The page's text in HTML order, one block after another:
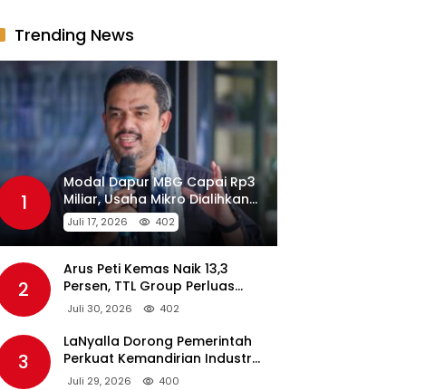
Trending News
1
Modal Dapur MBG Capai Rp3
Miliar, Usaha Mikro Dialihkan
Jadi Pemasok
Juli 17, 2026 402
2
Arus Peti Kemas Naik 13,3
Persen, TTL Group Perluas
Konektivitas Maritim Global
Juli 30, 2026 402
3
LaNyalla Dorong Pemerintah
Perkuat Kemandirian Industri
Pertahanan Maritim Lewat PT
Juli 29, 2026 400